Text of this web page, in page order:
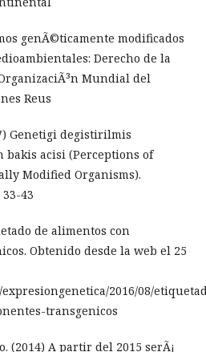
genÃ©ticamente modificados
Derecho de la
Mundial del
Reus
Genetigi degistirilmis
acisi (Perceptions of
Modified Organisms).
43
de alimentos con
Obtenido desde la web el 25
2016/08/
transgenicos
(2014) A partir del 2015 serÃ¡